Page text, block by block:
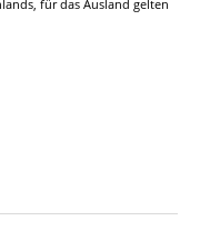
für das Ausland gelten